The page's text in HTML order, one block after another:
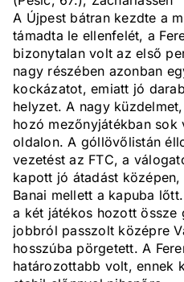
A Újpest bátran kezdte a
támadta le ellenfelét, a
bizonytalan volt az első
nagy részében azonban
kockázatot, emiatt jó
helyzet. A nagy
hozó mezőnyjátékban sok
oldalon. A góllövőlistán
vezetést az FTC, a
kapott jó átadást
Banai mellett a kapuba
a két játékos hozott össze
jobbról passzolt középre
hosszúba pörgetett. A
határozottabb volt, ennek